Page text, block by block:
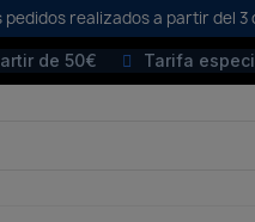
realizados a partir del
de 50€ Tarifa